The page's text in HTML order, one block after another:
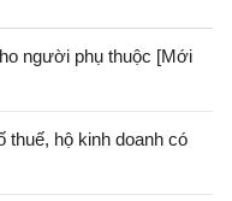
người phụ thuộc [Mới
hộ kinh doanh có